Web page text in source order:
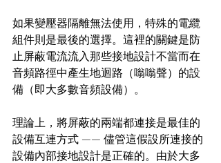
如果變壓器隔離無法使用，特殊的電纜
組件則是最後的選擇。這裡的關鍵是防
止屏蔽電流流入那些接地設計不當而在
音頻路徑中產生地迴路（嗡嗡聲）的設
備（即大多數音頻設備）。
理論上，將屏蔽的兩端都連接是最佳的
設備互連方式 —— 儘管這假設所連接的
設備內部接地設計是正確的。由於大多